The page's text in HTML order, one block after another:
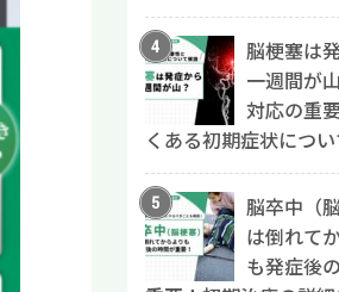
脳梗塞は
一週間が
対応の重
くある初期症状につ
脳卒中（脳
は倒れて
も発症後